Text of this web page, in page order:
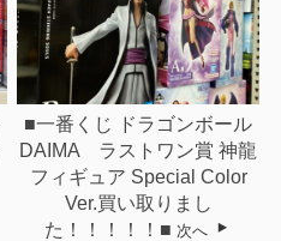
■一番くじ ドラゴンボール
DAIMA ラストワン賞 神龍
フィギュア Special Color
Ver.買い取りまし
た！！！！！■ 次へ